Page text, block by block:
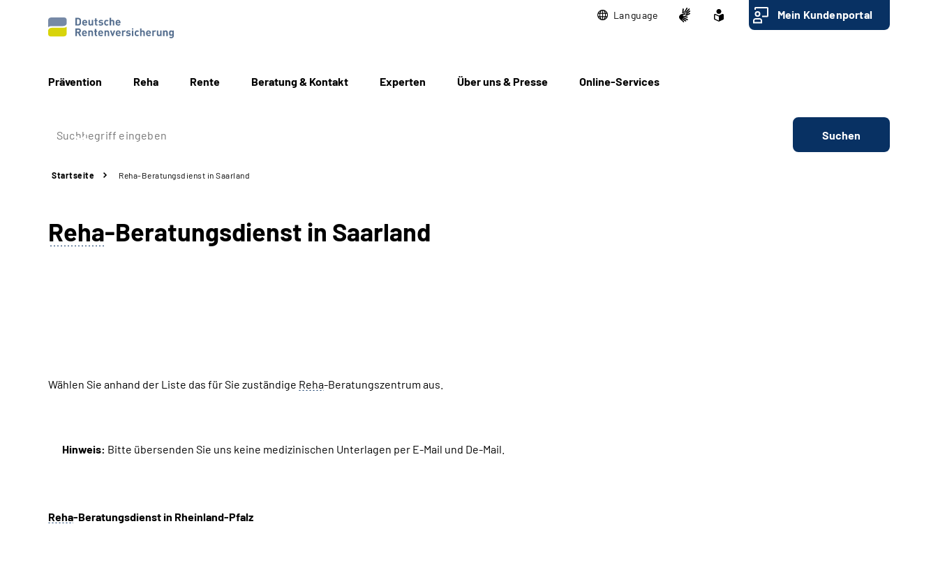
Language Mein Kundenportal
Prävention Reha Rente Beratung & Kontakt Experten Über uns & Presse Online-Services
Suchen
Startseite Reha-Beratungsdienst in Saarland
Reha-Beratungsdienst in Saarland
Wählen Sie anhand der Liste das für Sie zuständige Reha-Beratungszentrum aus.
Hinweis: Bitte übersenden Sie uns keine medizinischen Unterlagen per E-Mail und De-Mail.
Reha-Beratungsdienst in Rheinland-Pfalz